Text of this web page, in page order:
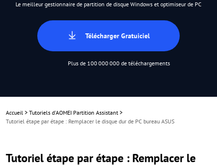
Le meilleur gestionnaire de partition de disque Windows et optimiseur de PC
Télécharger Gratuiciel
Plus de 100 000 000 de téléchargements
Accueil > Tutoriels d'AOMEI Partition Assistant >
Tutoriel étape par étape : Remplacer le disque dur de PC bureau ASUS
Tutoriel étape par étape : Remplacer le